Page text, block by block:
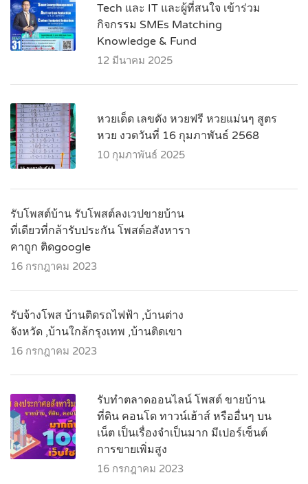
Tech และ IT และผู้ที่สนใจ เข้าร่วม
กิจกรรม SMEs Matching
Knowledge & Fund
12 มีนาคม 2025
หวยเด็ด เลขดัง หวยฟรี หวยแม่นๆ สูตร
หวย งวดวันที่ 16 กุมภาพันธ์ 2568
10 กุมภาพันธ์ 2025
รับโพสต์บ้าน รับโพสต์ลงเวปขายบ้าน
ที่เดียวที่กล้ารับประกัน โพสต์อสังหารา
คาถูก ติดgoogle
16 กรกฎาคม 2023
รับจ้างโพส บ้านติดรถไฟฟ้า ,บ้านต่าง
จังหวัด ,บ้านใกล้กรุงเทพ ,บ้านติดเขา
16 กรกฎาคม 2023
รับทำตลาดออนไลน์ โพสต์ ขายบ้าน
ที่ดิน คอนโด ทาวน์เฮ้าส์ หรืออื่นๆ บน
เน็ต เป็นเรื่องจำเป็นมาก มีเปอร์เซ็นต์
การขายเพิ่มสูง
16 กรกฎาคม 2023